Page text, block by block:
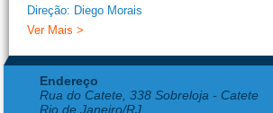
Direção: Diego Morais
Ver Mais >
Endereço
Rua do Catete, 338 Sobreloja - Catete
Rio de Janeiro/RJ